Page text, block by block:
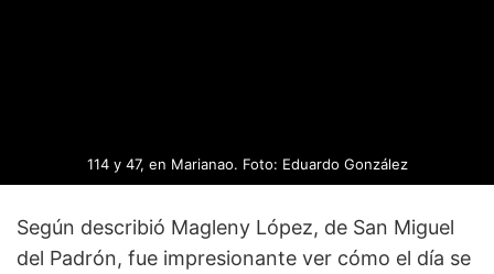
114 y 47, en Marianao. Foto: Eduardo González
Según describió Magleny López, de San Miguel
del Padrón, fue impresionante ver cómo el día se